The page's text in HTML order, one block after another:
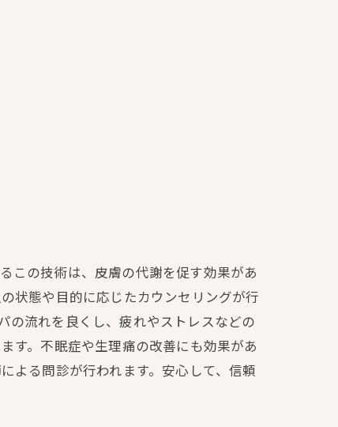
この技術は、皮膚の代謝を促す効果があ
状態や目的に応じたカウンセリングが行
の流れを良くし、疲れやストレスなどの
す。不眠症や生理痛の改善にも効果があ
よる問診が行われます。安心して、信頼